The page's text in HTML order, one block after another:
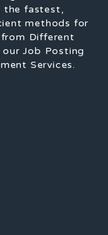
the fastest,
methods for
Different
Job Posting
Services.